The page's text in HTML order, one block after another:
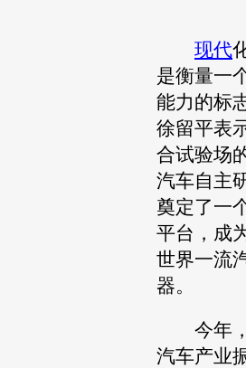
现代
是衡量一
能力的标
徐留平表
合试验场
汽车自主
奠定了一
平台，成
世界一流
器。
今年，
汽车产业